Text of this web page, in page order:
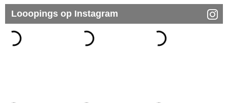
Looopings op Instagram